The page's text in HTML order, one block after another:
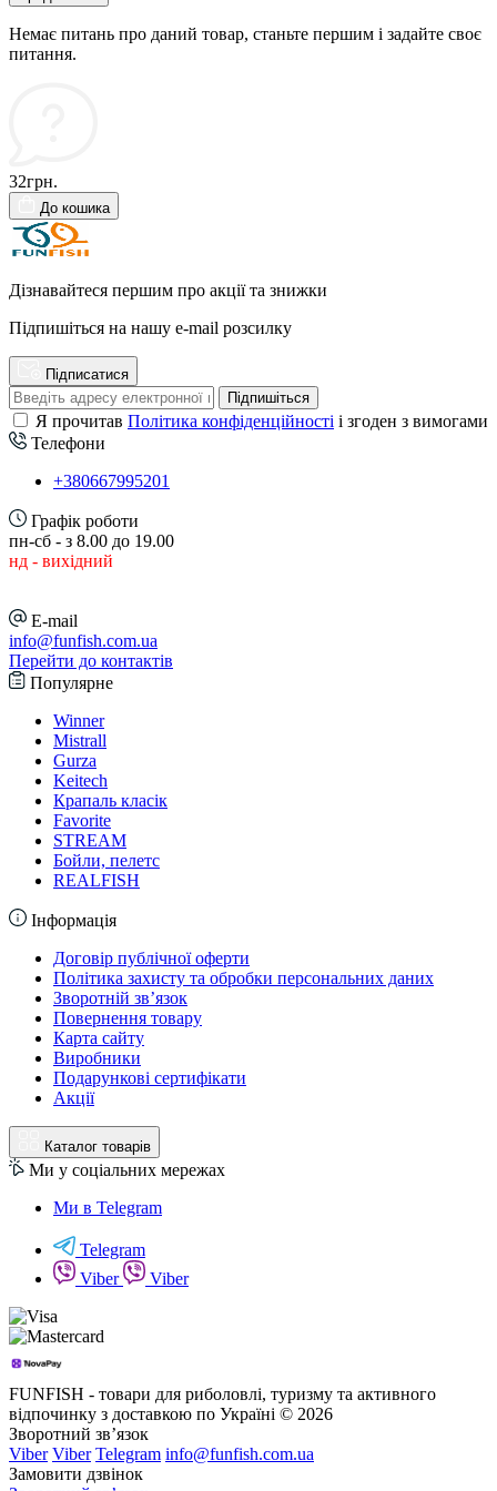
Немає питань про даний товар, станьте першим і задайте своє
питання.
32грн.
До кошика
Дізнавайтеся першим про акції та знижки
Підпишіться на нашу e-mail розсилку
Підписатися
Підпишіться
Я прочитав Політика конфіденційності і згоден з вимогами
Телефони
+380667995201
Графік роботи
пн-сб - з 8.00 до 19.00
нд - вихідний
E-mail
info@funfish.com.ua
Перейти до контактів
Популярне
Winner
Mistrall
Gurza
Keitech
Крапаль класік
Favorite
STREAM
Бойли, пелетс
REALFISH
Інформація
Договір публічної оферти
Політика захисту та обробки персональних даних
Зворотній зв’язок
Повернення товару
Карта сайту
Виробники
Подарункові сертифікати
Акції
Каталог товарів
Ми у соціальних мережах
Ми в Telegram
Telegram
Viber
Viber
FUNFISH - товари для риболовлі, туризму та активного
відпочинку з доставкою по Україні © 2026
Зворотний зв’язок
Viber Viber Telegram info@funfish.com.ua
Замовити дзвінок